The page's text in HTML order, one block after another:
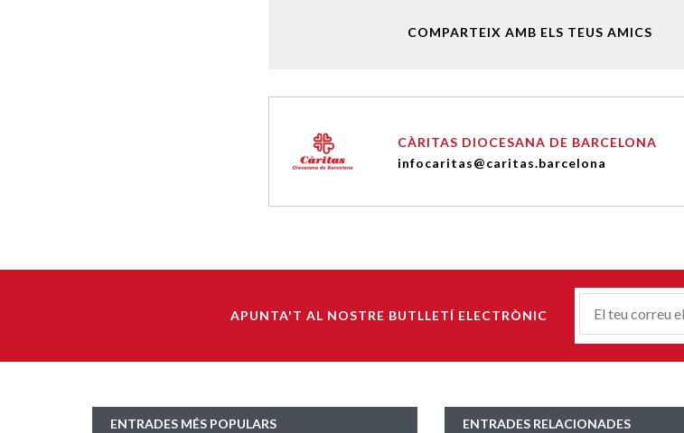
COMPARTEIX AMB ELS TEUS AMICS
CÀRITAS DIOCESANA DE BARCELONA
infocaritas@caritas.barcelona
APUNTA'T AL NOSTRE BUTLLETÍ ELECTRÒNIC
Correu-
ENTRADES MÉS POPULARS ENTRADES RELACIONADES